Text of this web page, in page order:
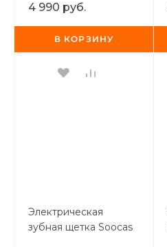
(футляр +3 насадки)
розовая
4 990 руб.
В КОРЗИНУ
Электрическая
зубная щетка Soocas